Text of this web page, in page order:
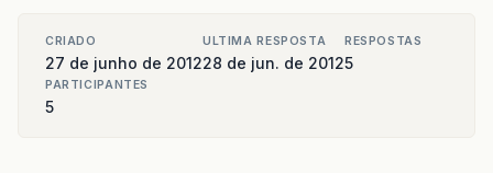
CRIADO
27 de junho de 2012
ULTIMA RESPOSTA
28 de jun. de 2012
RESPOSTAS
5
PARTICIPANTES
5